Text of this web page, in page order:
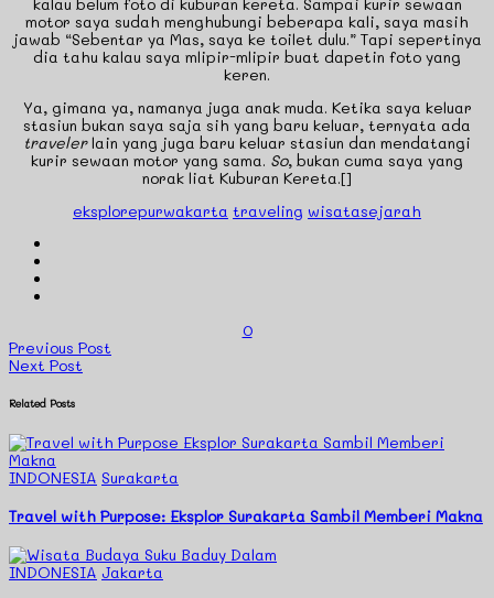
motor saya sudah menghubungi beberapa kali, saya masih
jawab “Sebentar ya Mas, saya ke toilet dulu.” Tapi sepertinya
dia tahu kalau saya mlipir-mlipir buat dapetin foto yang
keren.
Ya, gimana ya, namanya juga anak muda. Ketika saya keluar
stasiun bukan saya saja sih yang baru keluar, ternyata ada
travelerlain yang juga baru keluar stasiun dan mendatangi
kurir sewaan motor yang sama. So, bukan cuma saya yang
norak liat Kuburan Kereta.[]
eksplorepurwakarta traveling wisatasejarah
0
Previous Post
Next Post
Related Posts
INDONESIA Surakarta
Travel with Purpose: Eksplor Surakarta Sambil Memberi Makna
INDONESIA Jakarta